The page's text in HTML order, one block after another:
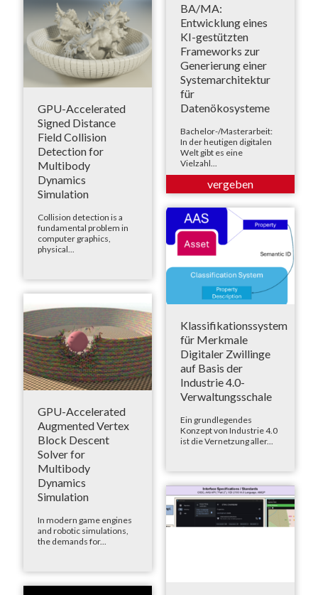
BA/MA:
Entwicklung eines
KI-gestützten
Frameworks zur
Generierung einer
Systemarchitektur
für
Datenökosysteme
Bachelor-/Masterarbeit:
In der heutigen digitalen
Welt gibt es eine
Vielzahl...
GPU-Accelerated
Signed Distance
Field Collision
Detection for
Multibody
Dynamics
Simulation
Collision detection is a
fundamental problem in
computer graphics,
physical...
Klassifikationssystem
für Merkmale
Digitaler Zwillinge
auf Basis der
Industrie 4.0-
Verwaltungsschale
Ein grundlegendes
Konzept von Industrie 4.0
ist die Vernetzung aller...
GPU-Accelerated
Augmented Vertex
Block Descent
Solver for
Multibody
Dynamics
Simulation
In modern game engines
and robotic simulations,
the demands for...